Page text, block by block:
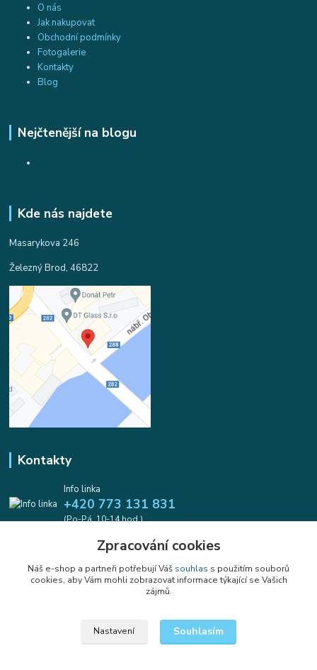
O nás
Jak nakupovat
Obchodní podmínky
Fotogalerie
Kontakty
Blog
Nejčtenější na blogu
Kde nás najdete
Masarykova 246
Železný Brod, 46822
Kontakty
Info linka
+420 773 131 831
(Po-Pá, 10-14 hod.)
info@koralkomat.cz
Upravit sběr cookies.
Zpracování cookies
Náš e-shop a partneři potřebují Váš souhlas s použitím souborů
cookies, aby Vám mohli zobrazovat informace týkající se Vašich
zájmů.
Nastavení Souhlasím